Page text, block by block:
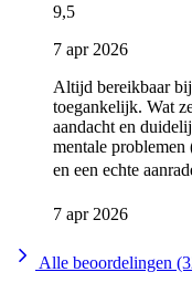
9,5
7 apr 2026
Altijd bereikbaar
toegankelijk. Wat
aandacht en
mentale
en een echte
7 apr 2026
Alle beoordelingen